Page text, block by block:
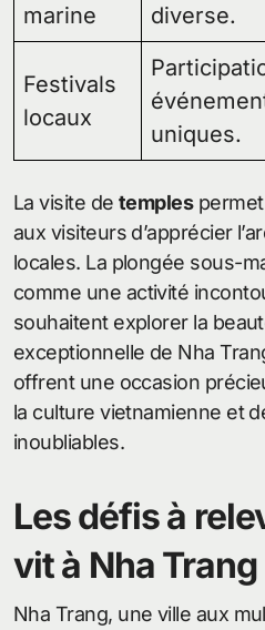
marine
diverse.
Festivals
locaux
uniques.
La visite de templespermet
aux visiteurs d’apprécier
locales. La plongée sous-
comme une activité
souhaitent explorer la
exceptionnelle de Nha
offrent une occasion
la culture vietnamienne et
inoubliables.
Les défis à
vit à Nha Trang
Nha Trang, une ville aux